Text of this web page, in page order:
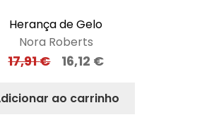
Herança de Gelo
Nora Roberts
17,91€ 16,12 €
ao carrinho